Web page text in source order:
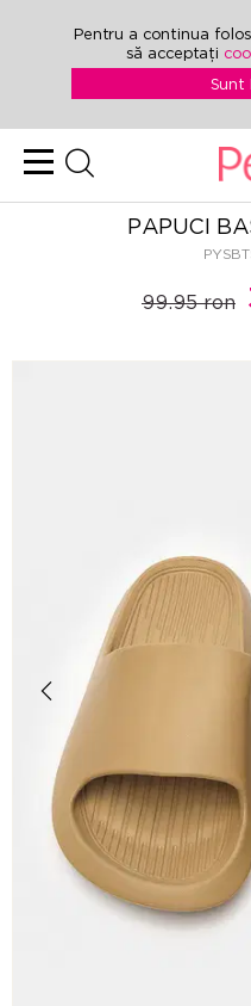
Pentru a continua
să acceptați
Sunt
PAPUCI
99.95 ron